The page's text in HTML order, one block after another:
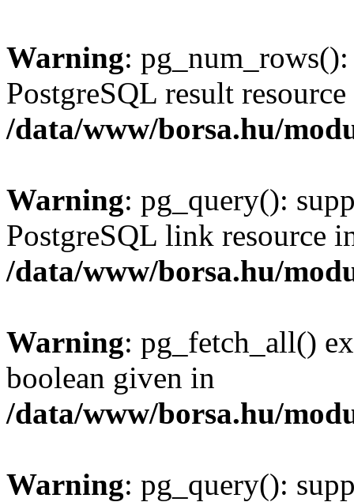
Warning:
PostgreSQL result
/data/www/borsa.hu/
Warning: pg_query():
PostgreSQL link resource
/data/www/borsa.hu/
Warning: pg_fetch_all()
boolean given in
/data/www/borsa.hu/
Warning: pg_query():